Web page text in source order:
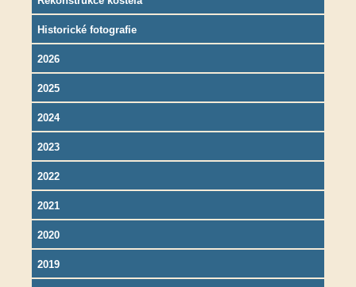
Historické fotografie
2026
2025
2024
2023
2022
2021
2020
2019